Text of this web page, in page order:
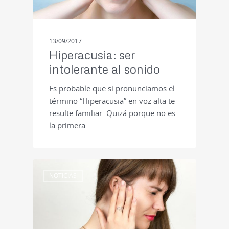
13/09/2017
Hiperacusia: ser
intolerante al sonido
Es probable que si pronunciamos el
término “Hiperacusia” en voz alta te
resulte familiar. Quizá porque no es
la primera…